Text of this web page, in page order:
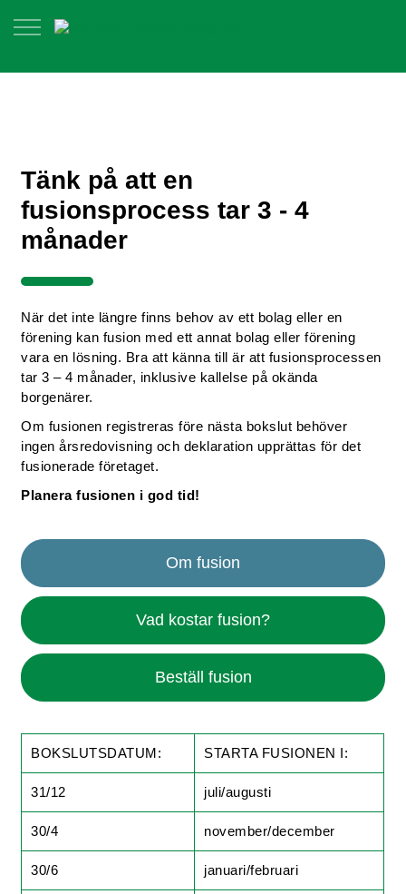
Tänk på att en
fusionsprocess tar 3 - 4
månader
När det inte längre finns behov av ett bolag eller en
förening kan fusion med ett annat bolag eller förening
vara en lösning. Bra att känna till är att fusionsprocessen
tar 3 – 4 månader, inklusive kallelse på okända
borgenärer.
Om fusionen registreras före nästa bokslut behöver
ingen årsredovisning och deklaration upprättas för det
fusionerade företaget.
Planera fusionen i god tid!
Om fusion
Vad kostar fusion?
Beställ fusion
BOKSLUTSDATUM: STARTA FUSIONEN I:
31/12 juli/augusti
30/4 november/december
30/6 januari/februari